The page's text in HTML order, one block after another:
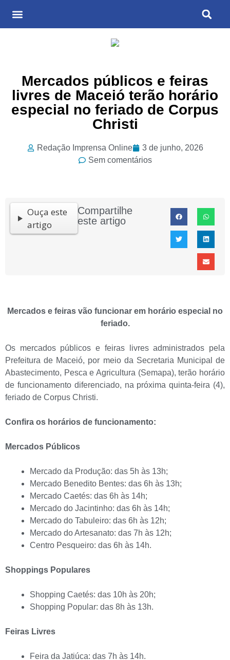
Mercados públicos e feiras
livres de Maceió terão horário
especial no feriado de Corpus
Christi
Redação Imprensa Online
3 de junho, 2026
Sem comentários
Ouça este
artigo
Compartilhe
este artigo
Mercados e feiras vão funcionar em horário especial no
feriado.
Os mercados públicos e feiras livres administrados pela
Prefeitura de Maceió, por meio da Secretaria Municipal de
Abastecimento, Pesca e Agricultura (Semapa), terão horário
de funcionamento diferenciado, na próxima quinta-feira (4),
feriado de Corpus Christi.
Confira os horários de funcionamento:
Mercados Públicos
Mercado da Produção: das 5h às 13h;
Mercado Benedito Bentes: das 6h às 13h;
Mercado Caetés: das 6h às 14h;
Mercado do Jacintinho: das 6h às 14h;
Mercado do Tabuleiro: das 6h às 12h;
Mercado do Artesanato: das 7h às 12h;
Centro Pesqueiro: das 6h às 14h.
Shoppings Populares
Shopping Caetés: das 10h às 20h;
Shopping Popular: das 8h às 13h.
Feiras Livres
Feira da Jatiúca: das 7h às 14h.